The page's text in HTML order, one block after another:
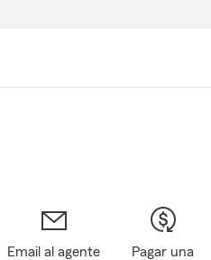
Email al agente
Pagar una